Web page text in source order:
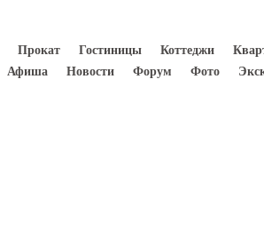
Прокат Гостиницы Коттеджи
Афиша Новости Форум Фото